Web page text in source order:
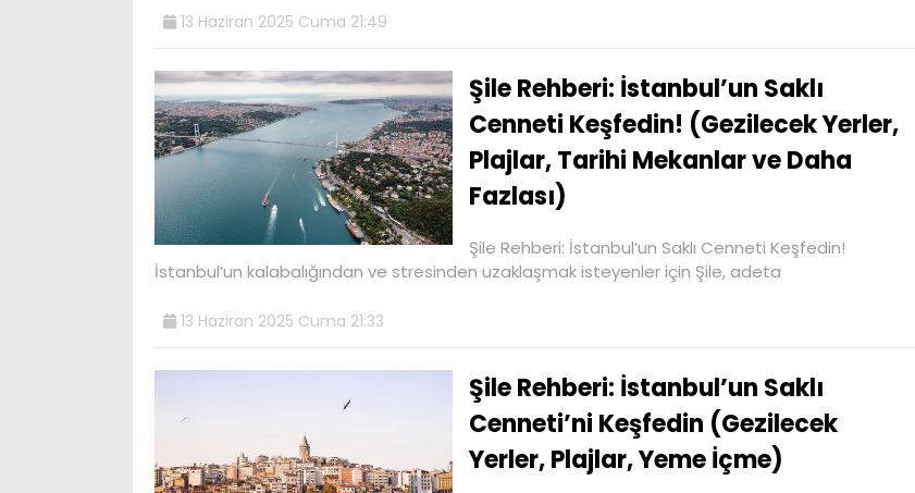
13 Haziran 2025 Cuma 21:49
Şile Rehberi: İstanbul’un Saklı
Cenneti Keşfedin! (Gezilecek Yerler,
Plajlar, Tarihi Mekanlar ve Daha
Fazlası)
Şile Rehberi: İstanbul’un Saklı Cenneti Keşfedin!
İstanbul’un kalabalığından ve stresinden uzaklaşmak isteyenler için Şile, adeta
13 Haziran 2025 Cuma 21:33
Şile Rehberi: İstanbul’un Saklı
Cenneti’ni Keşfedin (Gezilecek
Yerler, Plajlar, Yeme İçme)